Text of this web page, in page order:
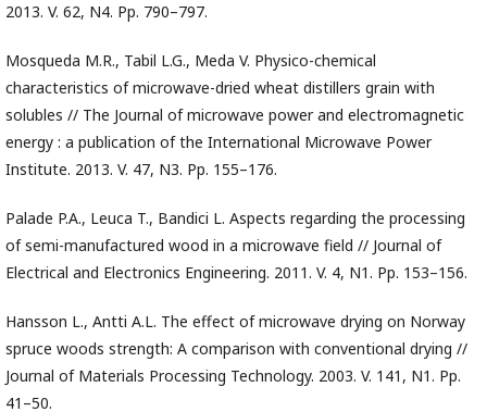
2013. V. 62, N4. Pp. 790–797.
Mosqueda M.R., Tabil L.G., Meda V. Physico-chemical
characteristics of microwave-dried wheat distillers grain with
solubles // The Journal of microwave power and electromagnetic
energy : a publication of the International Microwave Power
Institute. 2013. V. 47, N3. Pp. 155–176.
Palade P.A., Leuca T., Bandici L. Aspects regarding the processing
of semi-manufactured wood in a microwave field // Journal of
Electrical and Electronics Engineering. 2011. V. 4, N1. Pp. 153–156.
Hansson L., Antti A.L. The effect of microwave drying on Norway
spruce woods strength: A comparison with conventional drying //
Journal of Materials Processing Technology. 2003. V. 141, N1. Pp.
41–50.